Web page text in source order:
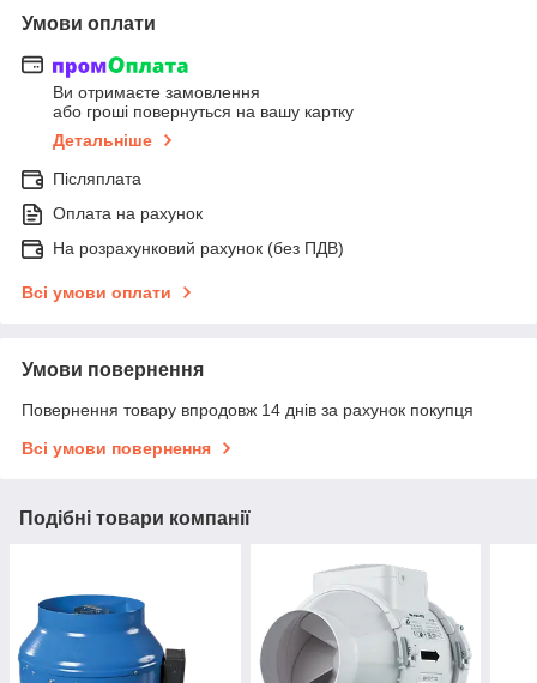
Умови оплати
Ви отримаєте замовлення
або гроші повернуться на вашу картку
Детальніше
Післяплата
Оплата на рахунок
На розрахунковий рахунок (без ПДВ)
Всі умови оплати
Умови повернення
Повернення товару впродовж 14 днів за рахунок покупця
Всі умови повернення
Подібні товари компанії